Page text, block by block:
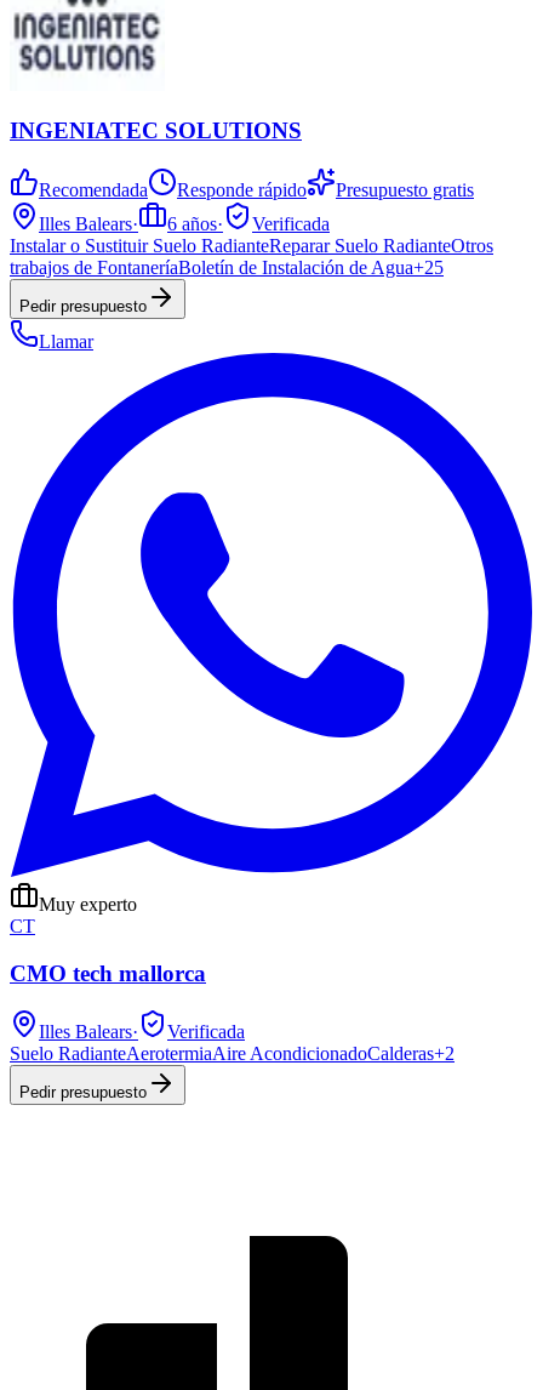
INGENIATEC SOLUTIONS
Recomendada Responde rápido
Presupuesto gratis
Illes Balears· 6 años·
Verificada
Instalar o Sustituir Suelo RadianteReparar Suelo RadianteOtros
trabajos de FontaneríaBoletín de Instalación de Agua+25
Pedir presupuesto
Llamar
Muy experto
CT
CMO tech mallorca
Illes Balears·
Verificada
Suelo RadianteAerotermiaAire AcondicionadoCalderas+2
Pedir presupuesto